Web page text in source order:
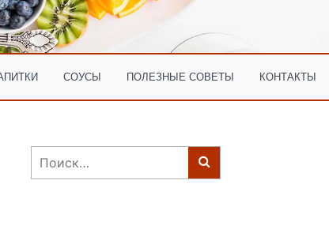
СОУСЫ ПОЛЕЗНЫЕ СОВЕТЫ КОНТАКТЫ
Найти: